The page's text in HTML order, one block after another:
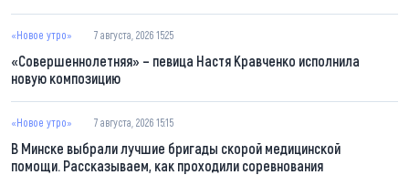
«Новое утро» 7 августа, 2026 15:25
«Совершеннолетняя» – певица Настя Кравченко исполнила
новую композицию
«Новое утро» 7 августа, 2026 15:15
В Минске выбрали лучшие бригады скорой медицинской
помощи. Рассказываем, как проходили соревнования